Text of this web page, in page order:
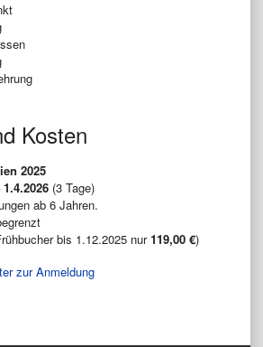
Kosten
2025
(3 Tage)
ab 6 Jahren.
bis 1.12.2025 nur119,00 €)
zur Anmeldung